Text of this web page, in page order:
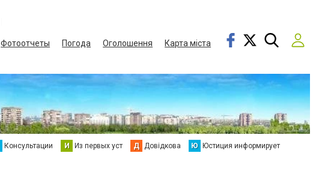
Фотоотчеты Погода Оголошення
Карта міста
Консультации И Из первых уст Д Довідкова Ю Юстиция информирует